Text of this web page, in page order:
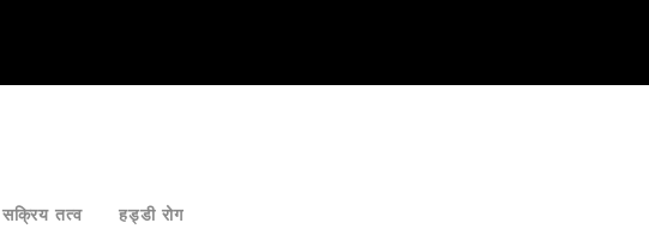
सक्रिय तत्व हड्डी रोग